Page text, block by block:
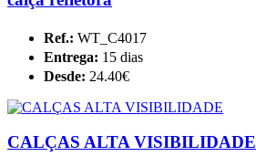
Ref.: WT_C4017
Entrega: 15 dias
Desde: 24.40€
CALÇAS ALTA VISIBILIDADE